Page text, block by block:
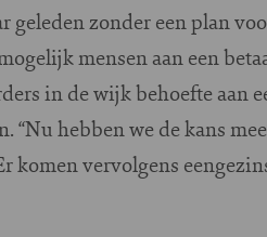
geleden zonder een plan
mensen aan een
in de wijk behoefte aan
hebben we de kans
komen vervolgens